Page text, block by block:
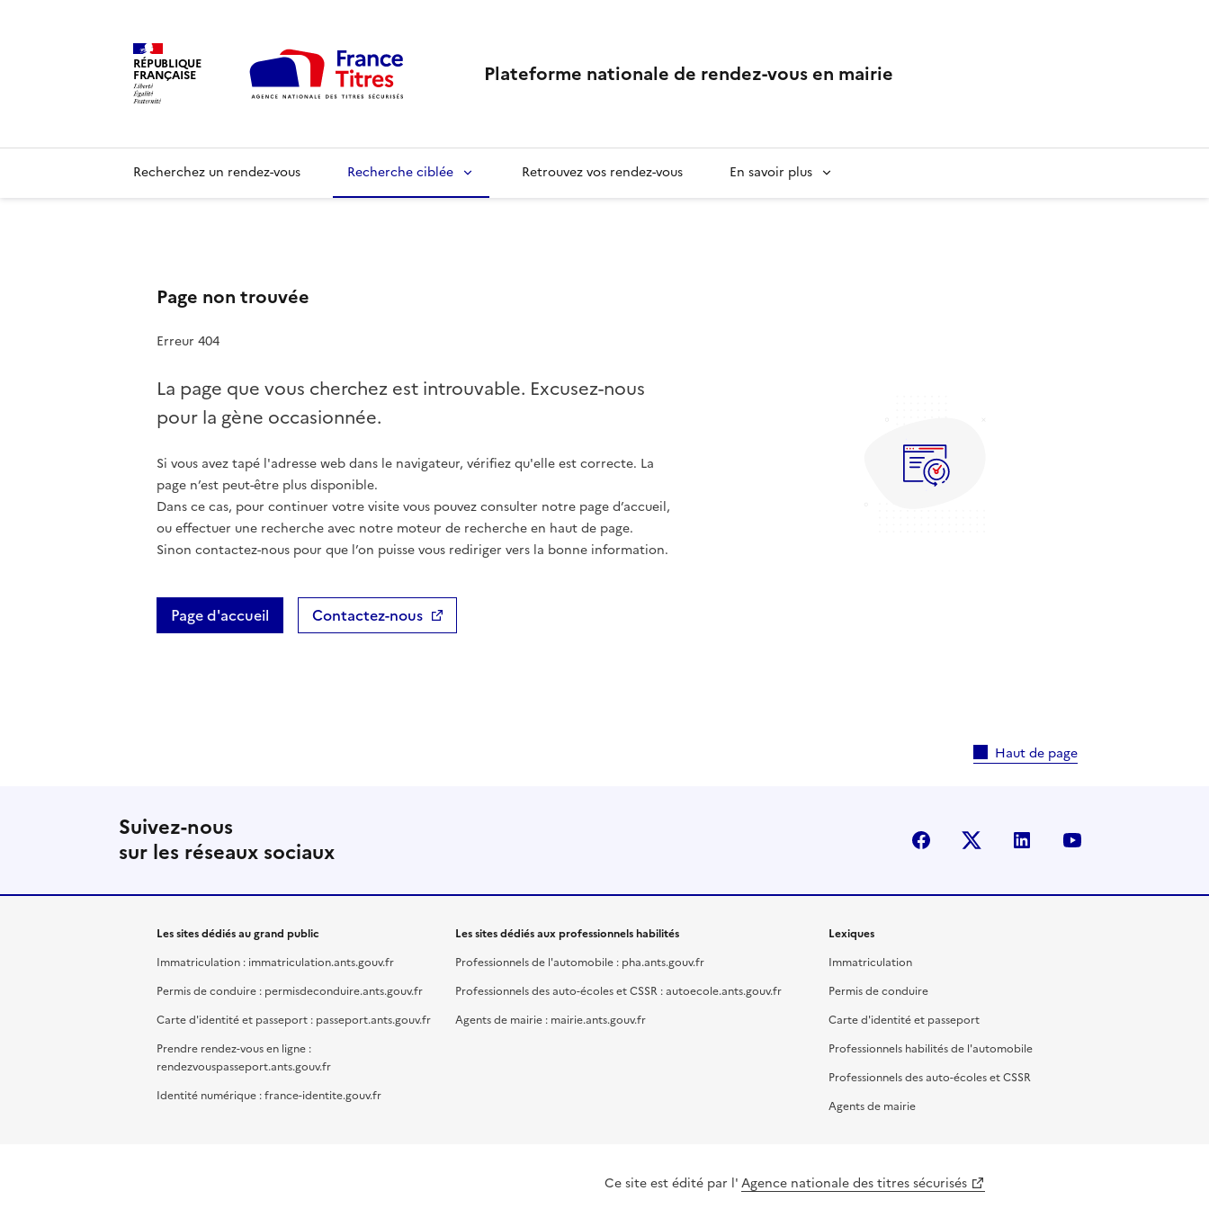
RÉPUBLIQUE
FRANÇAISE Plateforme nationale de rendez-vous en mairie
Recherchez un rendez-vous Recherche ciblée Retrouvez vos rendez-vous En savoir plus
Page non trouvée
Erreur 404
La page que vous cherchez est introuvable. Excusez-nous
pour la gène occasionnée.
Si vous avez tapé l'adresse web dans le navigateur, vérifiez qu'elle est correcte. La
page n’est peut-être plus disponible.
Dans ce cas, pour continuer votre visite vous pouvez consulter notre page d’accueil,
ou effectuer une recherche avec notre moteur de recherche en haut de page.
Sinon contactez-nous pour que l’on puisse vous rediriger vers la bonne information.
Page d'accueil Contactez-nous
Haut de page
Suivez-nous
sur les réseaux sociaux
facebook X (anciennement Twitter)
linkedin
Les sites dédiés au grand public
Immatriculation : immatriculation.ants.gouv.fr
Permis de conduire : permisdeconduire.ants.gouv.fr
Carte d'identité et passeport : passeport.ants.gouv.fr
Prendre rendez-vous en ligne :
rendezvouspasseport.ants.gouv.fr
Identité numérique : france-identite.gouv.fr
Les sites dédiés aux professionnels habilités
Professionnels de l'automobile : pha.ants.gouv.fr
Professionnels des auto-écoles et CSSR : autoecole.ants.gouv.fr
Agents de mairie : mairie.ants.gouv.fr
Lexiques
Immatriculation
Permis de conduire
Carte d'identité et passeport
Professionnels habilités de l'automobile
Professionnels des auto-écoles et CSSR
Agents de mairie
Ce site est édité par l'Agence nationale des titres sécurisés